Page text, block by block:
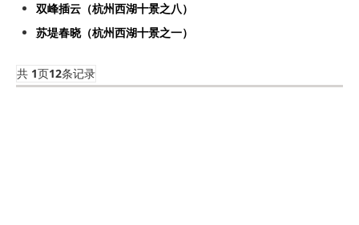
双峰插云（杭州西湖十景之八）
苏堤春晓（杭州西湖十景之一）
共 1页12条记录